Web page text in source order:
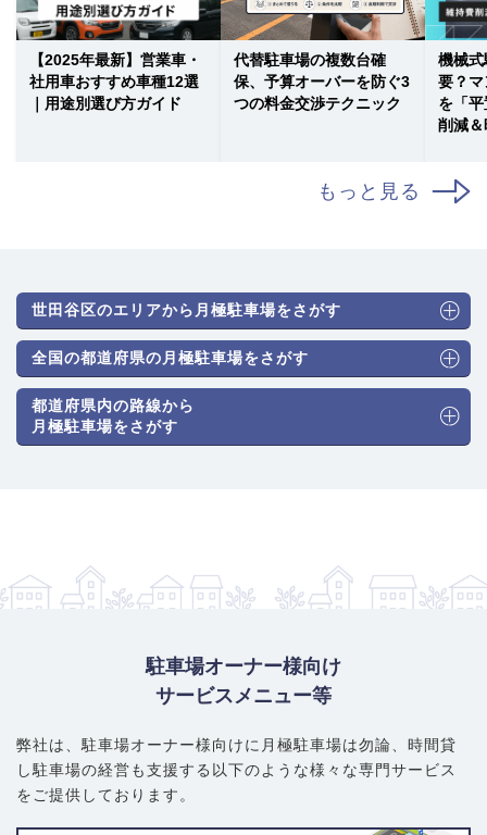
【2025年最新】営業車・
社用車おすすめ車種12選
｜用途別選び方ガイド
代替駐車場の複数台確
保、予算オーバーを防ぐ3
つの料金交渉テクニック
機械
要？
を「
削減
もっと見る
世田谷区のエリアから月極駐車場をさがす
全国の都道府県の月極駐車場をさがす
都道府県内の路線から
月極駐車場をさがす
駐車場オーナー様向け
サービスメニュー等
弊社は、駐車場オーナー様向けに月極駐車場は勿論、 時間貸
し駐車場の経営も支援する以下のような様々な専門サービス
をご提供しております。